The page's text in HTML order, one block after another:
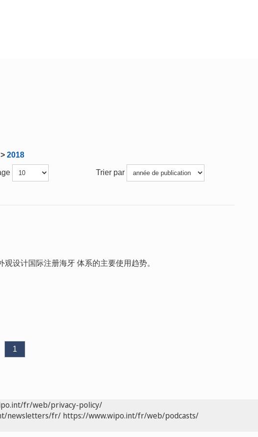
> 2018
Trier par
设计国际注册海牙 体系的主要使用趋势。
1
fr/web/privacy-policy/
newsletters/fr/ https://www.wipo.int/fr/web/podcasts/